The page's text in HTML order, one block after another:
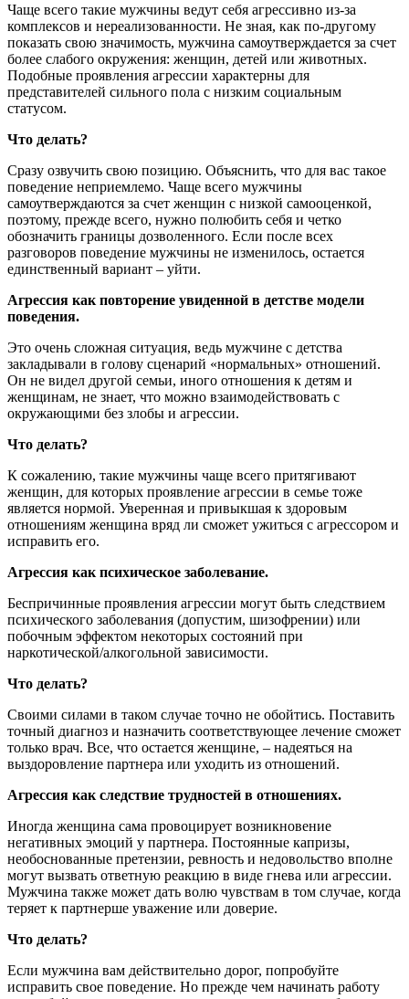
Чаще всего такие мужчины ведут себя агрессивно из-за
комплексов и нереализованности. Не зная, как по-другому
показать свою значимость, мужчина самоутверждается за счет
более слабого окружения: женщин, детей или животных.
Подобные проявления агрессии характерны для
представителей сильного пола с низким социальным
статусом.
Что делать?
Сразу озвучить свою позицию. Объяснить, что для вас такое
поведение неприемлемо. Чаще всего мужчины
самоутверждаются за счет женщин с низкой самооценкой,
поэтому, прежде всего, нужно полюбить себя и четко
обозначить границы дозволенного. Если после всех
разговоров поведение мужчины не изменилось, остается
единственный вариант – уйти.
Агрессия как повторение увиденной в детстве модели
поведения.
Это очень сложная ситуация, ведь мужчине с детства
закладывали в голову сценарий «нормальных» отношений.
Он не видел другой семьи, иного отношения к детям и
женщинам, не знает, что можно взаимодействовать с
окружающими без злобы и агрессии.
Что делать?
К сожалению, такие мужчины чаще всего притягивают
женщин, для которых проявление агрессии в семье тоже
является нормой. Уверенная и привыкшая к здоровым
отношениям женщина вряд ли сможет ужиться с агрессором и
исправить его.
Агрессия как психическое заболевание.
Беспричинные проявления агрессии могут быть следствием
психического заболевания (допустим, шизофрении) или
побочным эффектом некоторых состояний при
наркотической/алкогольной зависимости.
Что делать?
Своими силами в таком случае точно не обойтись. Поставить
точный диагноз и назначить соответствующее лечение сможет
только врач. Все, что остается женщине, – надеяться на
выздоровление партнера или уходить из отношений.
Агрессия как следствие трудностей в отношениях.
Иногда женщина сама провоцирует возникновение
негативных эмоций у партнера. Постоянные капризы,
необоснованные претензии, ревность и недовольство вполне
могут вызвать ответную реакцию в виде гнева или агрессии.
Мужчина также может дать волю чувствам в том случае, когда
теряет к партнерше уважение или доверие.
Что делать?
Если мужчина вам действительно дорог, попробуйте
исправить свое поведение. Но прежде чем начинать работу